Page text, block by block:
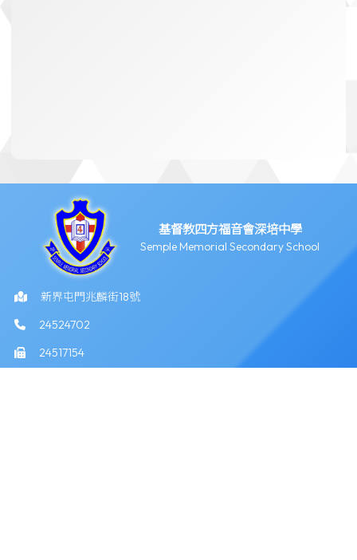
基督教四方福音會深培中學
Semple Memorial Secondary School
新界屯門兆麟街18號
24524702
24517154